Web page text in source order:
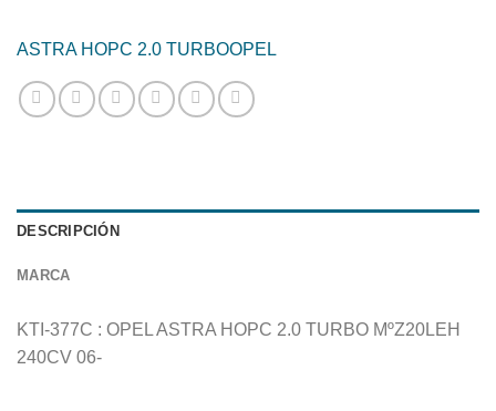
ASTRA HOPC 2.0 TURBOOPEL
DESCRIPCIÓN
MARCA
KTI-377C : OPEL ASTRA HOPC 2.0 TURBO MºZ20LEH
240CV 06-